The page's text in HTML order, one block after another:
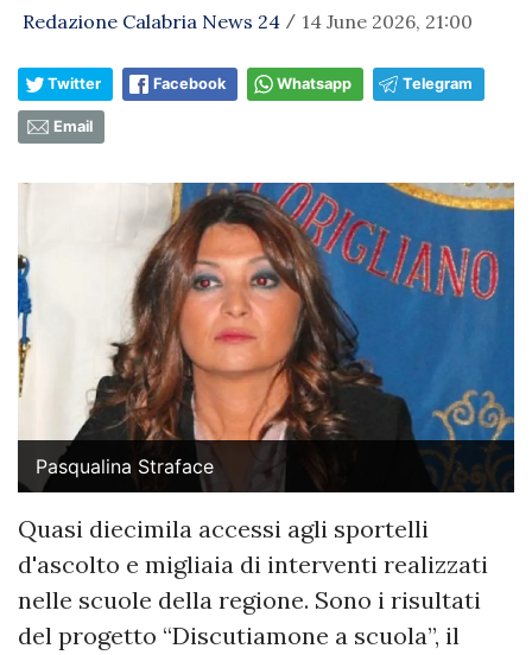
Redazione Calabria News 24 / 14 June 2026, 21:00
Twitter Facebook Whatsapp Telegram
Email
Pasqualina Straface
Quasi diecimila accessi agli sportelli
d'ascolto e migliaia di interventi realizzati
nelle scuole della regione. Sono i risultati
del progetto “Discutiamone a scuola”, il